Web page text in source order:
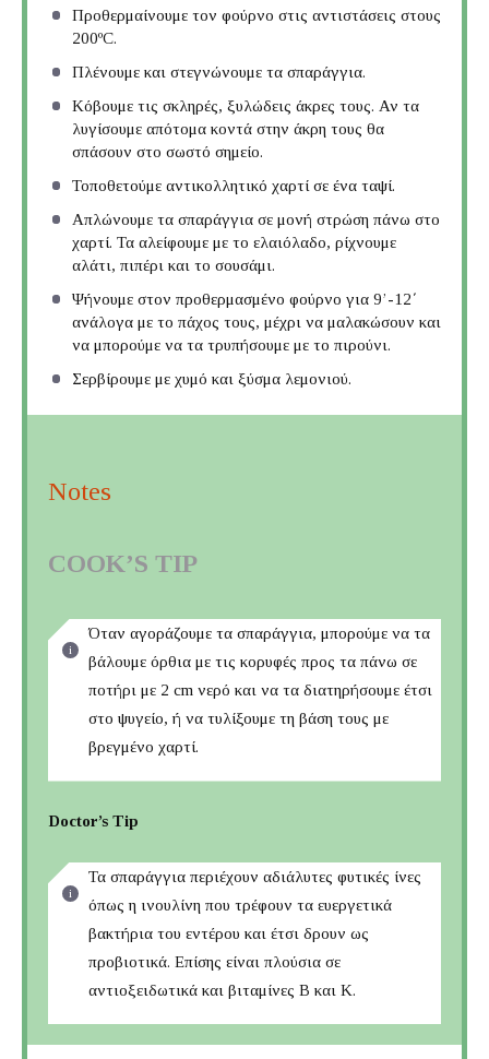
Προθερμαίνουμε τον φούρνο στις αντιστάσεις στους
200ºC.
Πλένουμε και στεγνώνουμε τα σπαράγγια.
Κόβουμε τις σκληρές, ξυλώδεις άκρες τους. Αν τα
λυγίσουμε απότομα κοντά στην άκρη τους θα
σπάσουν στο σωστό σημείο.
Τοποθετούμε αντικολλητικό χαρτί σε ένα ταψί.
Απλώνουμε τα σπαράγγια σε μονή στρώση πάνω στο
χαρτί. Τα αλείφουμε με το ελαιόλαδο, ρίχνουμε
αλάτι, πιπέρι και το σουσάμι.
Ψήνουμε στον προθερμασμένο φούρνο για 9’-12΄
ανάλογα με το πάχος τους, μέχρι να μαλακώσουν και
να μπορούμε να τα τρυπήσουμε με το πιρούνι.
Σερβίρουμε με χυμό και ξύσμα λεμονιού.
Notes
COOK’S TIP
Όταν αγοράζουμε τα σπαράγγια, μπορούμε να τα
βάλουμε όρθια με τις κορυφές προς τα πάνω σε
ποτήρι με 2 cm νερό και να τα διατηρήσουμε έτσι
στο ψυγείο, ή να τυλίξουμε τη βάση τους με
βρεγμένο χαρτί.
Doctor’s Tip
Τα σπαράγγια περιέχουν αδιάλυτες φυτικές ίνες
όπως η ινουλίνη που τρέφουν τα ευεργετικά
βακτήρια του εντέρου και έτσι δρουν ως
προβιοτικά. Επίσης είναι πλούσια σε
αντιοξειδωτικά και βιταμίνες Β και Κ.